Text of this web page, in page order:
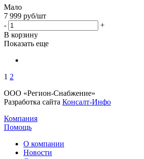
Мало
7 999 руб/шт
-
+
В корзину
Показать еще
1 2
ООО «Регион-Снабжение»
Разработка сайта Консалт-Инфо
Компания
Помощь
О компании
Новости